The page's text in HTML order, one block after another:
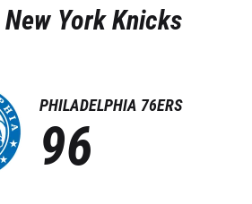
New York Knicks
PHILADELPHIA 76ERS
96